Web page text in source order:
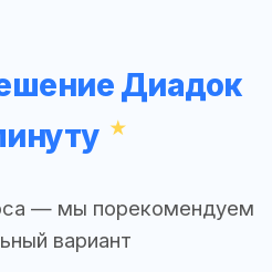
Диадок
— мы порекомендуем
вариант